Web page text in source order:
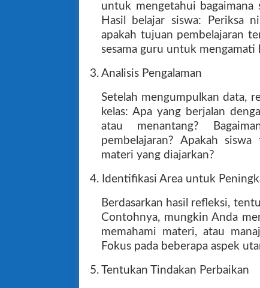
untuk mengetahui bagaimana
Hasil belajar siswa: Periksa
apakah tujuan pembelajaran
sesama guru untuk mengamati
3. Analisis Pengalaman
Setelah mengumpulkan data,
kelas: Apa yang berjalan
atau menantang?
pembelajaran? Apakah
materi yang diajarkan?
4. Identifikasi Area untuk
Berdasarkan hasil refleksi,
Contohnya, mungkin Anda
memahami materi, atau
Fokus pada beberapa aspek
5. Tentukan Tindakan Perbaikan